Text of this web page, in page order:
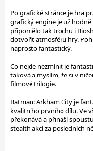
Po grafické stránce je hra
grafický engine je už
připomělo tak trochu i
dotvořit atmosféru hry.
naprosto fantastický.
Co nejde nezmínit je
taková a myslím, že si v
filmové trilogie.
Batman: Arkham City je
kvalitního prvního dílu. Ve
překonává a přináší
stealth akcí za posledních